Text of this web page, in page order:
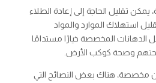
يمكن تقليل الحاجة إلى إعادة الطلاء
استهلاك الموارد والمواد
الدهانات المخصصة خيارًا مستدامًا
وصحة كوكب الأرض.
مخصصة، هناك بعض النصائح التي